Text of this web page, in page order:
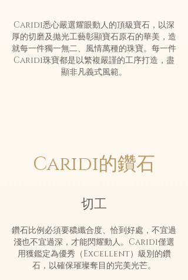
Caridi悉心嚴選耀眼動人的頂級寶石，以深
厚的切磨及拋光工藝彰顯寶石原石的華美，造
就每一件獨一無二、風情萬種的珠寶。每一件
Caridi珠寶都是以繁複嚴謹的工序打造，盡
顯非凡義式風範。
Caridi的鑽石
切工
鑽石比例必須要穠纖合度、恰到好處，不宜過
淺也不宜過深，才能閃耀動人。Caridi僅選
用獲鑑定為優秀（Excellent）級別的鑽
石，以確保璀璨奪目的完美光芒。